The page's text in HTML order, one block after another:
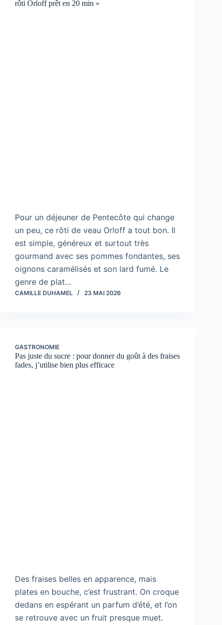
rôti Orloff prêt en 20 min »
Pour un déjeuner de Pentecôte qui change
un peu, ce rôti de veau Orloff a tout bon. Il
est simple, généreux et surtout très
gourmand avec ses pommes fondantes, ses
oignons caramélisés et son lard fumé. Le
genre de plat…
CAMILLE DUHAMEL 23 MAI 2026
GASTRONOMIE
Pas juste du sucre : pour donner du goût à des fraises
fades, j’utilise bien plus efficace
Des fraises belles en apparence, mais
plates en bouche, c’est frustrant. On croque
dedans en espérant un parfum d’été, et l’on
se retrouve avec un fruit presque muet.